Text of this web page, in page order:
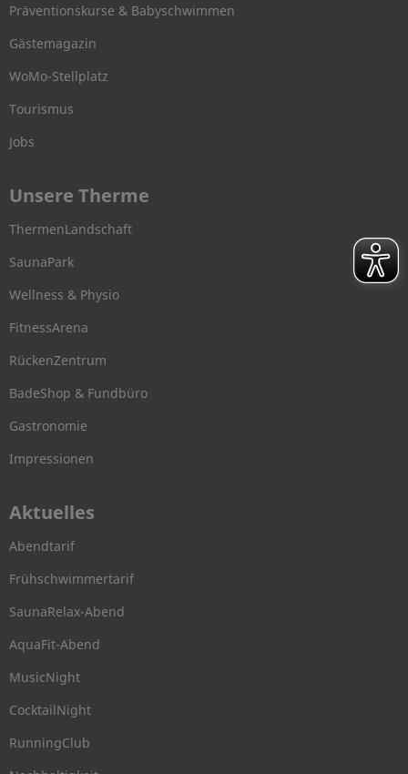
Präventionskurse & Babyschwimmen
Gästemagazin
WoMo-Stellplatz
Tourismus
Jobs
Unsere Therme
ThermenLandschaft
SaunaPark
Wellness & Physio
FitnessArena
RückenZentrum
BadeShop & Fundbüro
Gastronomie
Impressionen
Aktuelles
Abendtarif
Frühschwimmertarif
SaunaRelax-Abend
AquaFit-Abend
MusicNight
CocktailNight
RunningClub